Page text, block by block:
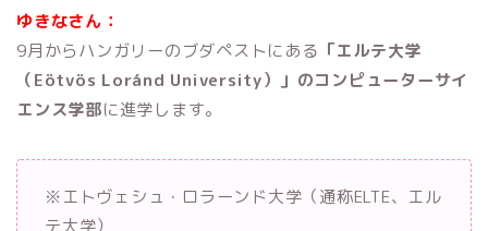
ゆきなさん：
9月からハンガリーのブダペストにある 「エルテ大学
（Eötvös Loránd University）」のコンピューターサイ
エンス学部に進学します。
※エトヴェシュ・ロラーンド大学（通称ELTE、エル
テ大学）